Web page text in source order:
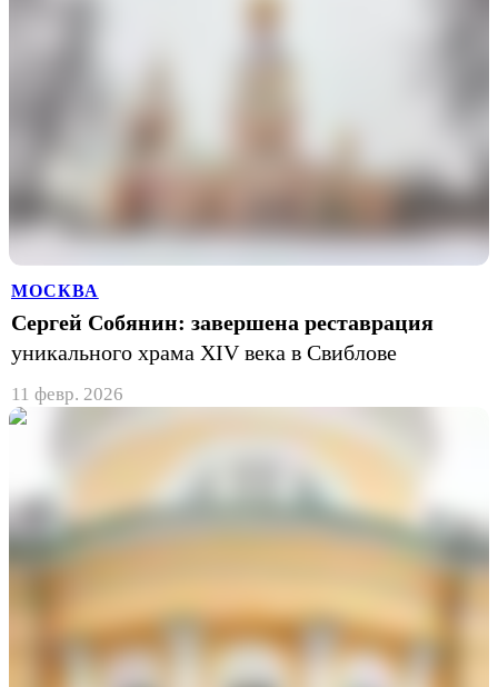
МОСКВА
Сергей Собянин: завершена реставрация
уникального храма XIV века в Свиблове
11 февр. 2026